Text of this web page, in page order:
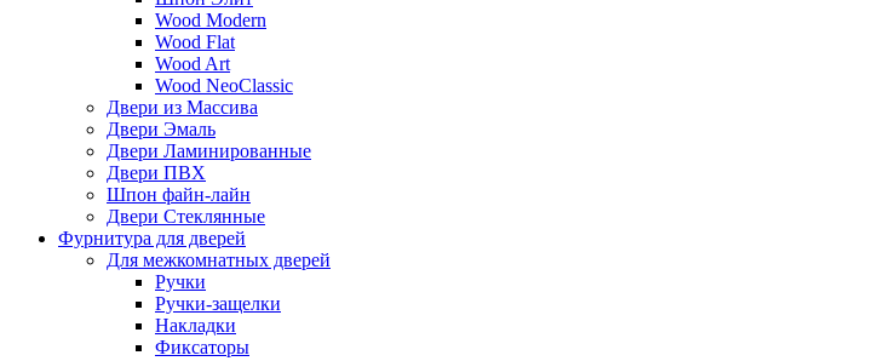
Wood Modern
Wood Flat
Wood Art
Wood NeoClassic
Двери из Массива
Двери Эмаль
Двери Ламинированные
Двери ПВХ
Шпон файн-лайн
Двери Стеклянные
Фурнитура для дверей
Для межкомнатных дверей
Ручки
Ручки-защелки
Накладки
Фиксаторы